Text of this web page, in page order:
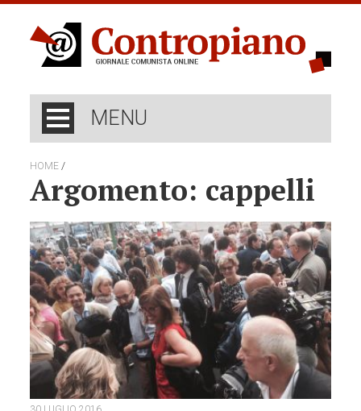
MENU
HOME /
Argomento: cappelli